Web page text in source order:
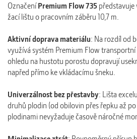
OznačeníPremium Flow 735 představuje
žací lištu o pracovním záběru 10,7 m.
Aktivní doprava materiálu: Na rozdíl od
využívá systém Premium Flow transportní
ohledu na hustotu porostu dopravují
napřed přímo ke vkládacímu šneku.
Univerzálnost bez přestavby: Lišta
druhů plodin (od obilovin přes řepku až
plodinami nevyžaduje časově náročné